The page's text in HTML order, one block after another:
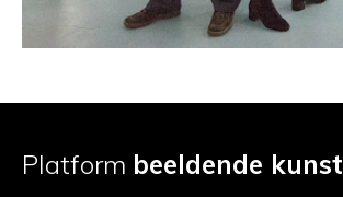
Platform beeldende kunst